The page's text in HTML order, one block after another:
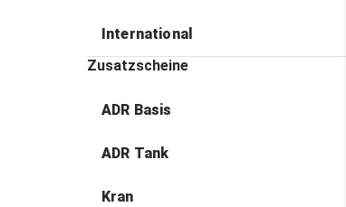
International
Zusatzscheine
ADR Basis
ADR Tank
Kran